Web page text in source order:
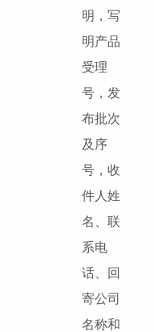
明，写
明产品
受理
号，发
布批次
及序
号，收
件人姓
名、联
系电
话、回
寄公司
名称和